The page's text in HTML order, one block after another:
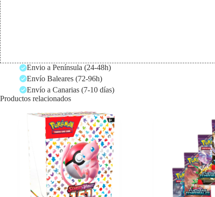
Envio a Península (24-48h)
Envío Baleares (72-96h)
Envío a Canarias (7-10 días)
Productos relacionados